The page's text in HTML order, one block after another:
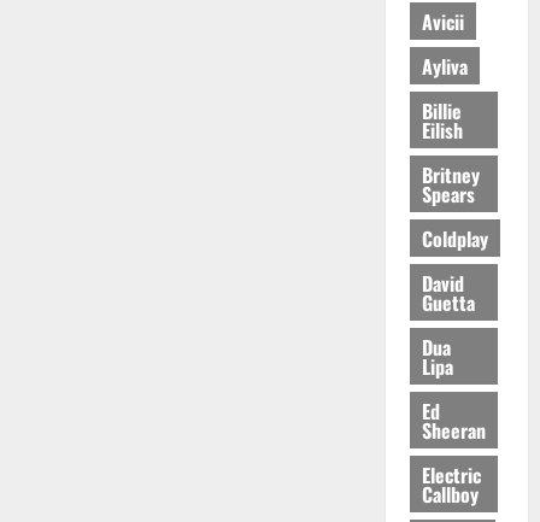
Avicii
Ayliva
Billie
Eilish
Britney
Spears
Coldplay
David
Guetta
Dua
Lipa
Ed
Sheeran
Electric
Callboy